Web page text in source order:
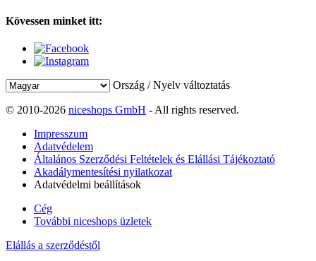
Kövessen minket itt:
Ország / Nyelv változtatás
© 2010-2026 niceshops GmbH - All rights reserved.
Impresszum
Adatvédelem
Általános Szerződési Feltételek és Elállási Tájékoztató
Akadálymentesítési nyilatkozat
Adatvédelmi beállítások
Cég
További niceshops üzletek
Elállás a szerződéstől